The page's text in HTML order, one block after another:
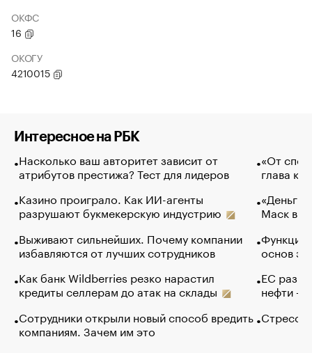
ОКФС
16
ОКОГУ
4210015
Интересное на РБК
Насколько ваш авторитет зависит от
атрибутов престижа? Тест для лидеров
Казино проиграло. Как ИИ-агенты
разрушают букмекерскую индустрию
Выживают сильнейших. Почему компании
избавляются от лучших сотрудников
Как банк Wildberries резко нарастил
кредиты селлерам до атак на склады
Сотрудники открыли новый способ вредить
компаниям. Зачем им это
«От
глава
«Деньги
Маск в
Функции
основ
ЕС
нефти —
Стресс